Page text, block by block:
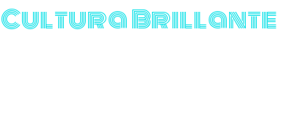
Cultura Brillante